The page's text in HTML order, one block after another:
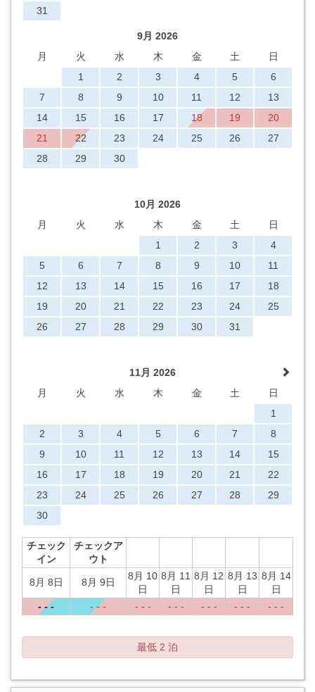
31
9月 2026
月
火 水 木 金 土
日
1
2 3 4 5
6
7
8 9 10 11 12
13
14
15 16 17 18 19
20
21
22 23 24 25 26
27
28
29 30
10月 2026
月
火 水 木 金 土
日
1
2 3
4
5
6 7 8 9 10
11
12
13 14 15 16 17
18
19
20 21 22 23 24
25
26
27 28 29 30 31
11月 2026
月
火 水 木 金 土
日
1
2
3 4 5 6 7
8
9
10 11 12 13 14
15
16
17 18 19 20 21
22
23
24 25 26 27 28
29
30
チェック
イン
チェックア
ウト
8月 8日 8月 9日
8月 10
日
8月 11
日
8月 12
日
8月 13
日
8月 14
日
- - -
- - - - - - - - - - - - - - - - - -
最低 2 泊